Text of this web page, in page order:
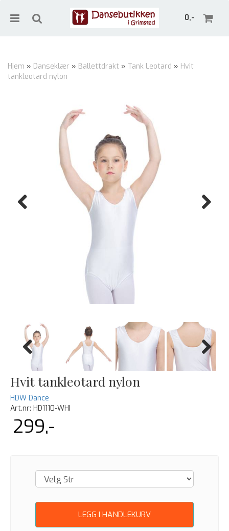
0,-
Hjem » Danseklær » Ballettdrakt » Tank Leotard » Hvit
tankleotard nylon
Previous Next
Hvit tankleotard nylon
HDW Dance
Art.nr: HD1110-WHI
299,-
LEGG I HANDLEKURV